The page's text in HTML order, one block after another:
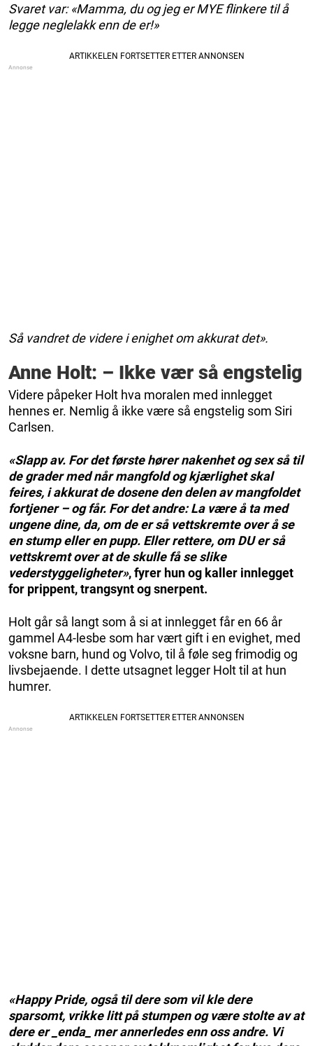
Svaret var: «Mamma, du og jeg er MYE flinkere til å
legge neglelakk enn de er!»
Så vandret de videre i enighet om akkurat det».
Anne Holt: – Ikke vær så engstelig
Videre påpeker Holt hva moralen med innlegget
hennes er. Nemlig å ikke være så engstelig som Siri
Carlsen.
«Slapp av. For det første hører nakenhet og sex så til
de grader med når mangfold og kjærlighet skal
feires, i akkurat de dosene den delen av mangfoldet
fortjener – og får. For det andre: La være å ta med
ungene dine, da, om de er så vettskremte over å se
en stump eller en pupp. Eller rettere, om DU er så
vettskremt over at de skulle få se slike
vederstyggeligheter», fyrer hun og kaller innlegget
for prippent, trangsynt og snerpent.
Holt går så langt som å si at innlegget får en 66 år
gammel A4-lesbe som har vært gift i en evighet, med
voksne barn, hund og Volvo, til å føle seg frimodig og
livsbejaende. I dette utsagnet legger Holt til at hun
humrer.
«Happy Pride, også til dere som vil kle dere
sparsomt, vrikke litt på stumpen og være stolte av at
dere er _enda_ mer annerledes enn oss andre. Vi